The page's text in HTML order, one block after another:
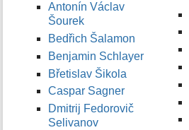
Antonín Václav
Šourek
Bedřich Šalamon
Benjamin Schlayer
Břetislav Šikola
Caspar Sagner
Dmitrij Fedorovič
Selivanov